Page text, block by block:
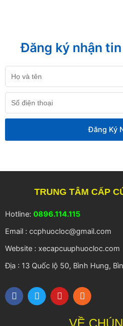
Đăng ký nhận
và
tên
điện
thoại
Đăng Ký
TRUNG TÂM CẤP
Hotline: 0896.114.115
Email : ccphuocloc@gmail.com
Website : xecapcuuphuocloc.com
Địa : 13 Quốc lộ 50, Bình Hung,
F
a
T
w
Y
o
R
s
VỀ